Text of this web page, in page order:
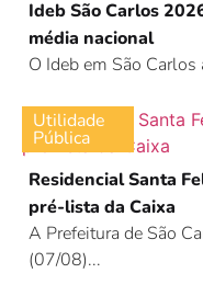
Ideb São Carlos
média nacional
O Ideb em São
Utilidade
Pública
Residencial Santa
pré-lista da Caixa
A Prefeitura de São
(07/08)...